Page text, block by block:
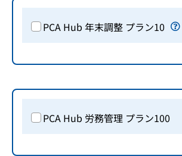
PCA Hub 年末調整 プラン10
PCA Hub 労務管理 プラン100